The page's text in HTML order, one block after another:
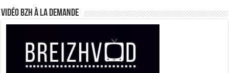
Vidéo BZH à la demande